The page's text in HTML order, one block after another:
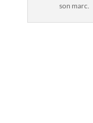
son marc.